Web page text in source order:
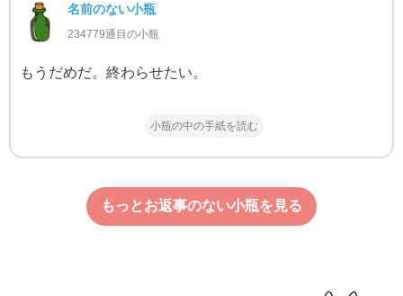
名前のない小瓶
234779通目の小瓶
もうだめだ。終わらせたい。
小瓶の中の手紙を読む
もっとお返事のない小瓶を見る